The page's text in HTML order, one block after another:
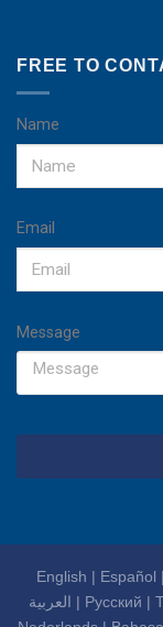
FREE TO
Name
Email
Message
English | Español |
العربية | Русский |